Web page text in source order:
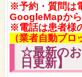
※予約・質問は
GoogleMapから
※電話は患者様
（業者自動ブロ
☆最新の
日更新】